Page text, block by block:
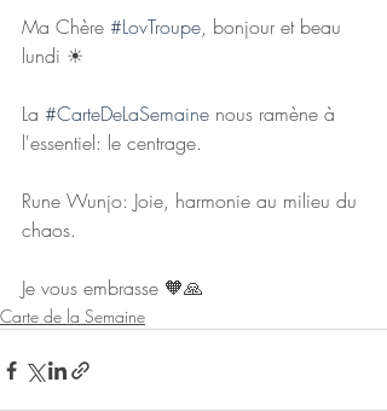
Ma Chère #LovTroupe, bonjour et beau
lundi ☀
La #CarteDeLaSemaine nous ramène à
l'essentiel: le centrage.
Rune Wunjo: Joie, harmonie au milieu du
chaos.
Je vous embrasse 🧡🙏
Carte de la Semaine